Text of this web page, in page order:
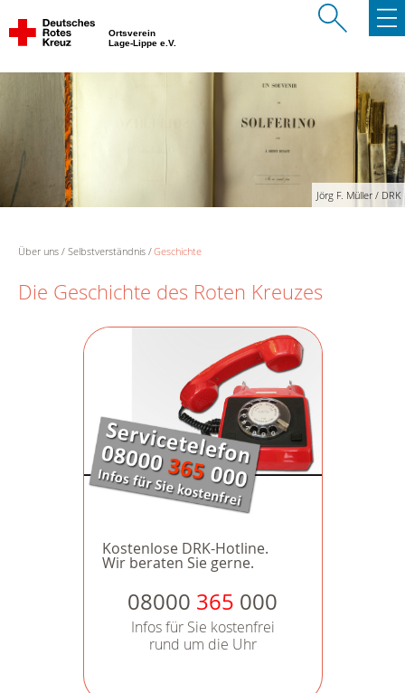
Ortsverein
Lage-Lippe e.V.
Jörg F. Müller / DRK
Über uns Selbstverständnis Geschichte
Die Geschichte des Roten Kreuzes
Kostenlose DRK-Hotline.
Wir beraten Sie gerne.
08000 365 000
Infos für Sie kostenfrei
rund um die Uhr